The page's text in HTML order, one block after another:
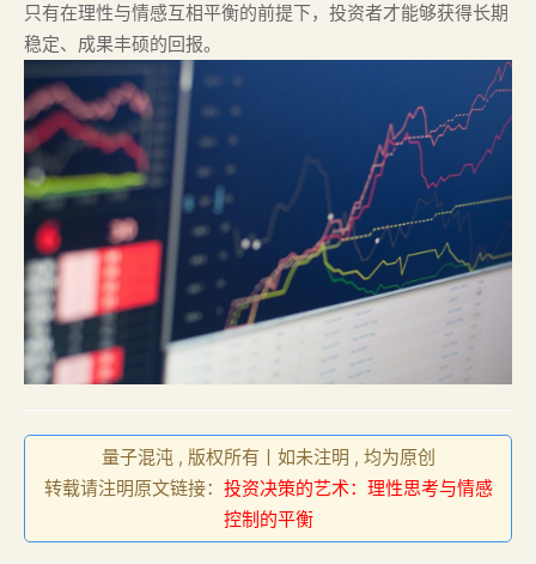
只有在理性与情感互相平衡的前提下，投资者才能够获得长期
稳定、成果丰硕的回报。
量子混沌 , 版权所有丨如未注明 , 均为原创
转载请注明原文链接： 投资决策的艺术：理性思考与情感
控制的平衡